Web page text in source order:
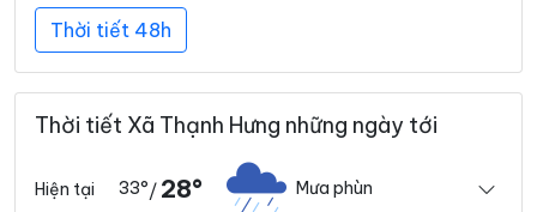
Thời tiết 48h
Thời tiết Xã Thạnh Hưng những ngày tới
Hiện tại 33°/ 28° Mưa phùn